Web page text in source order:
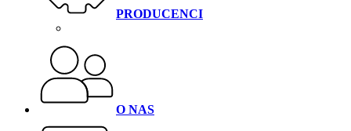
PRODUCENCI
O NAS